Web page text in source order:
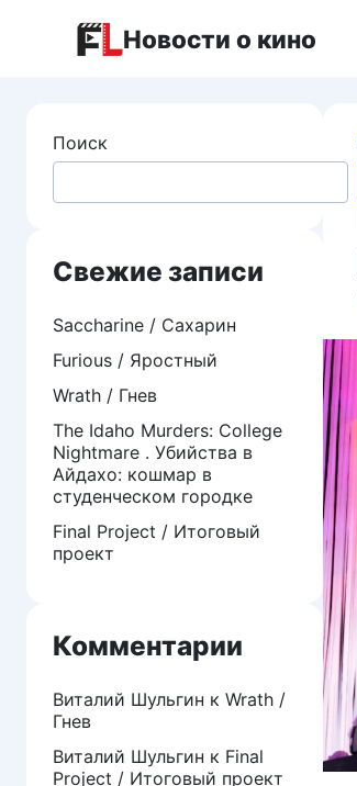
Новости о кино
Поиск
Свежие записи
Saccharine / Сахарин
Furious / Яростный
Wrath / Гнев
The Idaho Murders: College
Nightmare . Убийства в
Айдахо: кошмар в
студенческом городке
Final Project / Итоговый
проект
Комментарии
Виталий Шульгин к Wrath /
Гнев
Виталий Шульгин к Final
Project / Итоговый проект